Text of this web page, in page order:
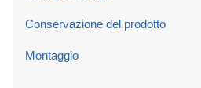
Conservazione del prodotto
Montaggio